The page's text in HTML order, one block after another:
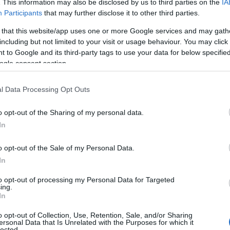
This information may also be disclosed by us to third parties on the
Participants that may further disclose it to other third parties.
that this website/app uses one or more Google services and may
but not limited to your visit or usage behaviour. You may
to Google and its third-party tags to use your data for below
consent section.
Data Processing Opt Outs
opt-out of the Sharing of my personal data.
opt-out of the Sale of my Personal Data.
opt-out of processing my Personal Data for Targeted
opt-out of Collection, Use, Retention, Sale, and/or Sharing
Data that Is Unrelated with the Purposes for which it
losmonumentosy las plazas para ser
porqué esta ciudad es una joya.